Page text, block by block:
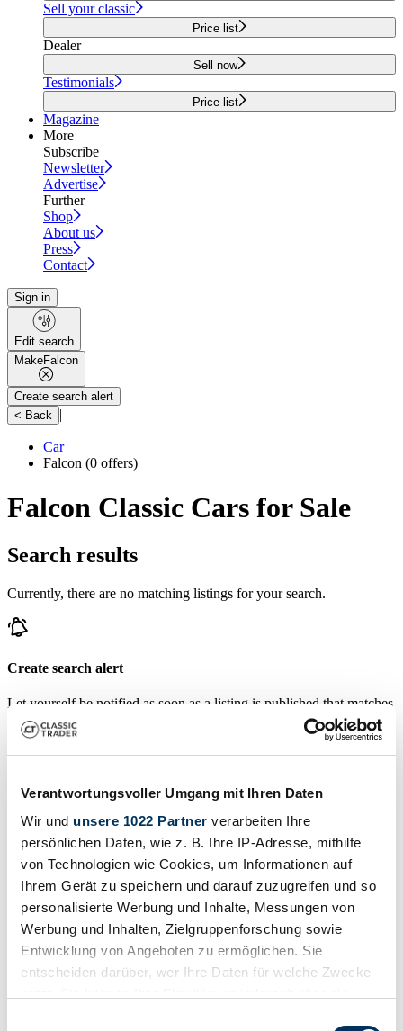
Verantwortungsvoller Umgang mit Ihren Daten
Wir und unsere 1022 Partner verarbeiten Ihre
persönlichen Daten, wie z. B. Ihre IP-Adresse, mithilfe
von Technologien wie Cookies, um Informationen auf
Ihrem Gerät zu speichern und darauf zuzugreifen und so
personalisierte Werbung und Inhalte, Messungen von
Werbung und Inhalten, Zielgruppenforschung sowie
Entwicklung von Angeboten zu ermöglichen. Sie
entscheiden darüber, wer Ihre Daten für welche Zwecke
Sell your classic
Price list
Dealer
Sell now
Testimonials
Price list
Magazine
More
Subscribe
Newsletter
Advertise
Further
Shop
About us
Press
Contact
Sign in
Edit search
MakeFalcon
Create search alert
< Back |
Car
Falcon (0 offers)
Falcon Classic Cars for Sale
Search results
Currently, there are no matching listings for your search.
Create search alert
Let yourself be notified as soon as a listing is published that matches
your search filters.
Create search alert
Create listing
Do you have a Falcon that you want to sell? Then create a listing
now.
Create listing
Auctions ending soon
View all auctions
Auction